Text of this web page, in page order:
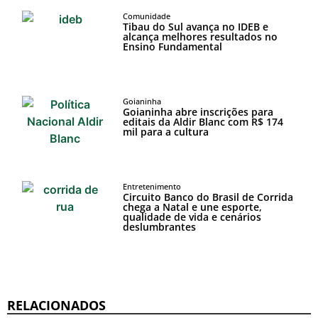
Comunidade
Tibau do Sul avança no IDEB e
alcança melhores resultados no
Ensino Fundamental
Goianinha
Goianinha abre inscrições para
editais da Aldir Blanc com R$ 174
mil para a cultura
Entretenimento
Circuito Banco do Brasil de Corrida
chega a Natal e une esporte,
qualidade de vida e cenários
deslumbrantes
RELACIONADOS